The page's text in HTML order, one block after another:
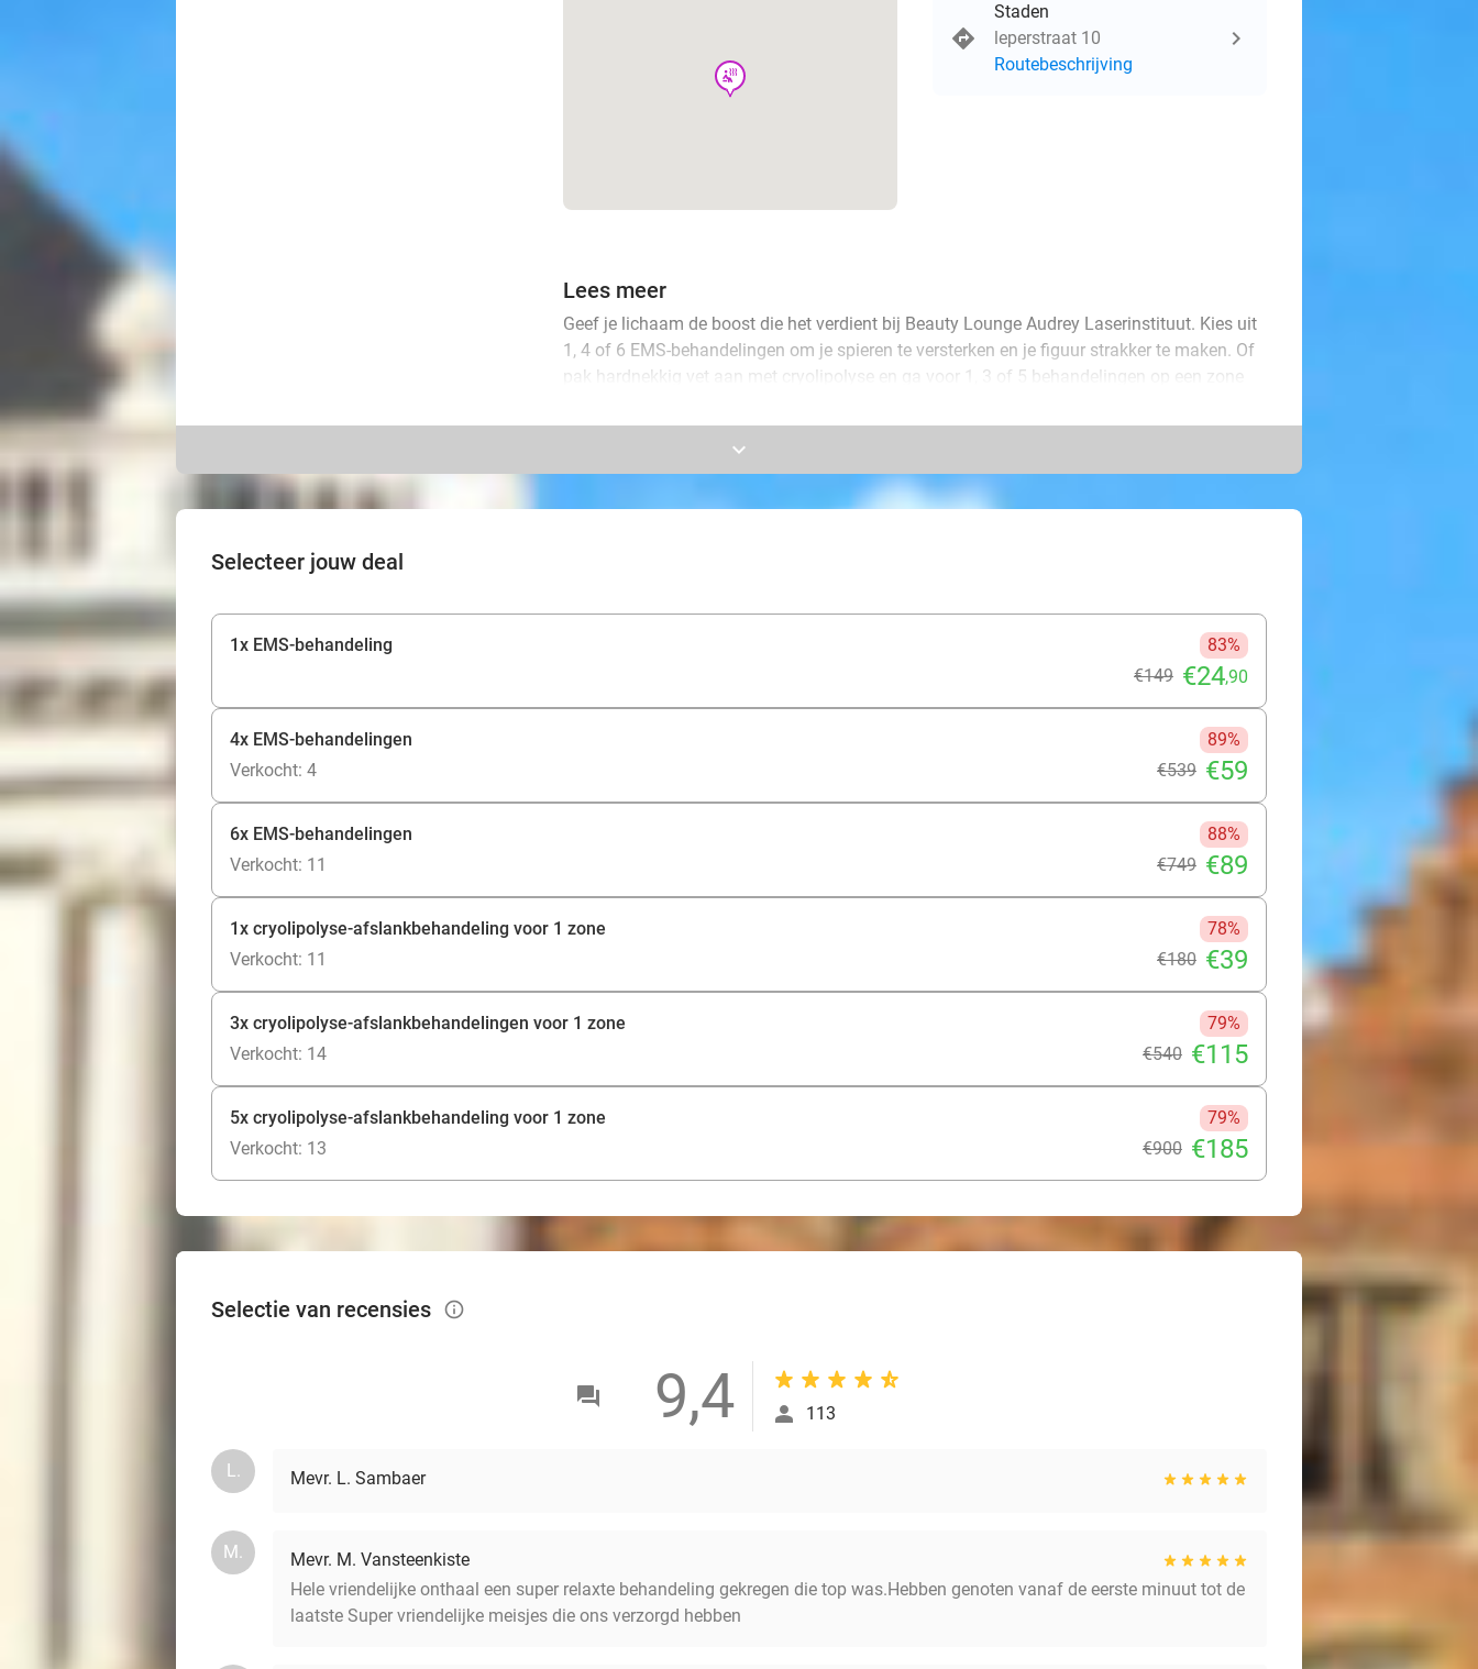
wellness
Staden
leperstraat 10
Routebeschrijving
Lees meer
Geef je lichaam de boost die het verdient bij Beauty Lounge Audrey Laserinstituut. Kies uit
1, 4 of 6 EMS-behandelingen om je spieren te versterken en je figuur strakker te maken. Of
pak hardnekkig vet aan met cryolipolyse en ga voor 1, 3 of 5 behandelingen op een zone
Beide methodes zijn veilig, effectief en volledig pijnloos. Ideaal als je nét dat extra duwtje
in de rug kunt gebruiken. Boost je body, voel je goed!
keyboard_arrow_down
Selecteer jouw deal
1x EMS-behandeling
83%
€149 €24,90
4x EMS-behandelingen
89%
Verkocht: 4
€539 €59
6x EMS-behandelingen
88%
Verkocht: 11
€749 €89
1x cryolipolyse-afslankbehandeling voor 1 zone
78%
Verkocht: 11
€180 €39
3x cryolipolyse-afslankbehandelingen voor 1 zone
79%
Verkocht: 14
€540 €115
5x cryolipolyse-afslankbehandeling voor 1 zone
79%
Verkocht: 13
€900 €185
Selectie van recensies info_outlined
9,4 113
L. Mevr. L. Sambaer
M.
Mevr. M. Vansteenkiste
Hele vriendelijke onthaal een super relaxte behandeling gekregen die top was.Hebben genoten vanaf de eerste minuut tot de
laatste Super vriendelijke meisjes die ons verzorgd hebben